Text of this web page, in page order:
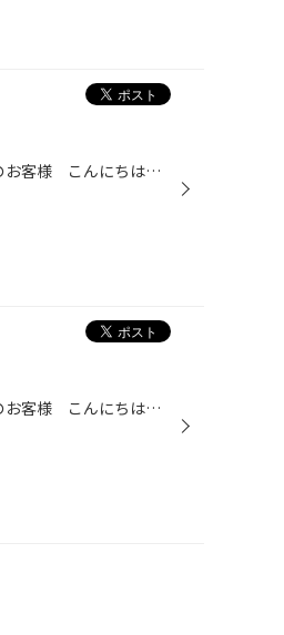
愛知県 稲沢市津島市あま市一宮市 岐阜県海津市 その他近隣のお客様 こんにちは。 愛知県稲沢市福島町のタイヤ館稲沢です。 どうも熱狂的阪神ファンの山田です。 冬の季節がまもなくやってきます、みなさん冬の準備はどうしていますか？ タイヤ館稲沢では毎日のようにスタッドレスタイヤが入荷し...
愛知県 稲沢市津島市あま市一宮市 岐阜県海津市 その他近隣のお客様 こんにちは。 愛知県稲沢市福島町のタイヤ館稲沢です。 どうも「つぼやん」こと店長の坪内です。 11月になりだいぶ冷えてきましたね。 秋の行楽、冬のレジャーが楽しみですね。 私どもタイヤ館はこれから繁忙期を迎えます。 忙...